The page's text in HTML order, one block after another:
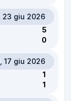
, 23 giu 2026
5
0
, 17 giu 2026
1
1